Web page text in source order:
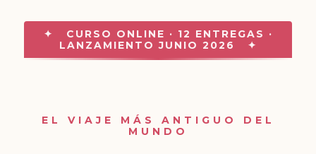
✦ CURSO ONLINE · 12 ENTREGAS ·
LANZAMIENTO JUNIO 2026 ✦
EL VIAJE MÁS ANTIGUO DEL
MUNDO